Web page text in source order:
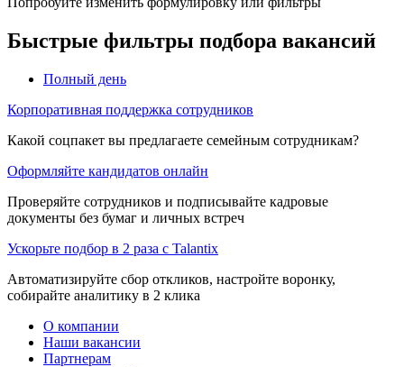
Быстрые фильтры подбора вакансий
Полный день
Корпоративная поддержка сотрудников
Какой соцпакет вы предлагаете семейным сотрудникам?
Оформляйте кандидатов онлайн
Проверяйте сотрудников и подписывайте кадровые
документы без бумаг и личных встреч
Ускорьте подбор в 2 раза с Talantix
Автоматизируйте сбор откликов, настройте воронку,
собирайте аналитику в 2 клика
О компании
Наши вакансии
Партнерам